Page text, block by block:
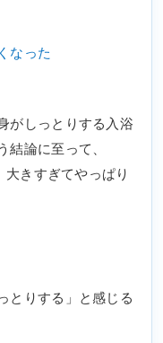
なった
がしっとりする入浴
結論に至って、
きすぎてやっぱり
とりする」と感じる